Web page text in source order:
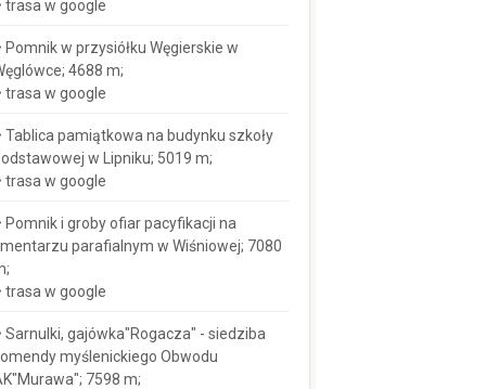
trasa w google
Pomnik w przysiółku Węgierskie w
4688 m;
trasa w google
Tablica pamiątkowa na budynku szkoły
w Lipniku; 5019 m;
trasa w google
Pomnik i groby ofiar pacyfikacji na
parafialnym w Wiśniowej; 7080
trasa w google
Sarnulki, gajówka"Rogacza" - siedziba
myślenickiego Obwodu
7598 m;